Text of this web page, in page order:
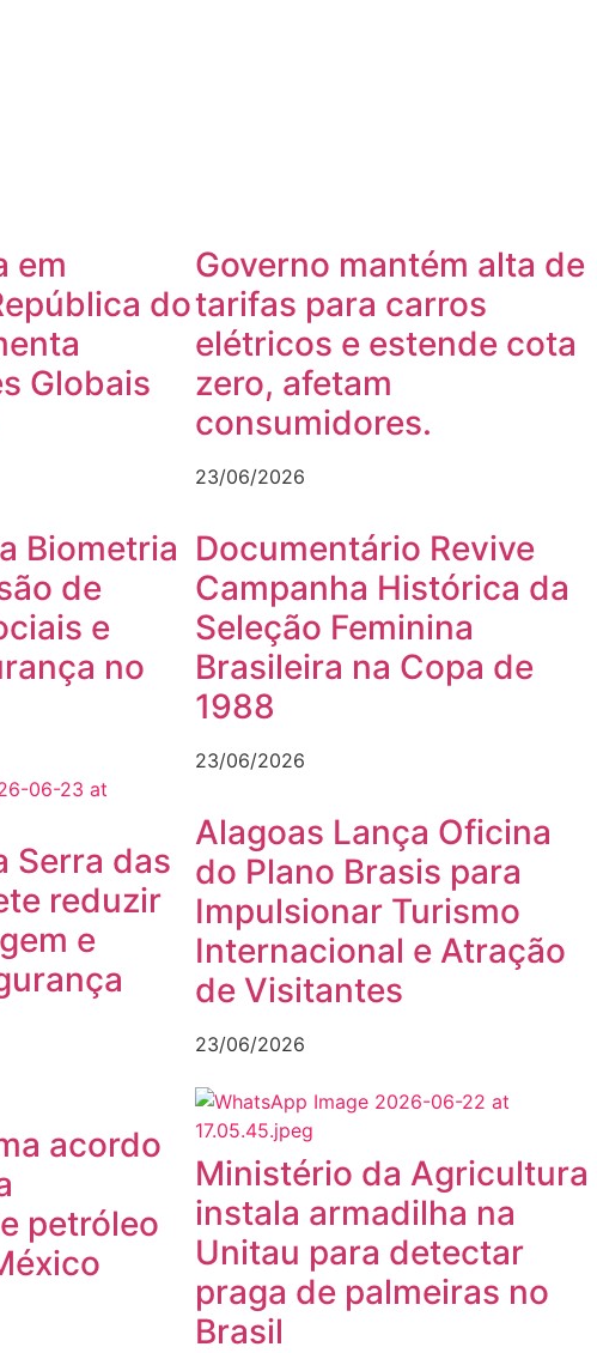
em
do
Globais
Governo mantém alta de
tarifas para carros
elétricos e estende cota
zero, afetam
consumidores.
23/06/2026
Biometria
de
e
no
Documentário Revive
Campanha Histórica da
Seleção Feminina
Brasileira na Copa de
1988
23/06/2026
Serra das
reduzir
e
Alagoas Lança Oficina
do Plano Brasis para
Impulsionar Turismo
Internacional e Atração
de Visitantes
23/06/2026
acordo
petróleo
Ministério da Agricultura
instala armadilha na
Unitau para detectar
praga de palmeiras no
Brasil